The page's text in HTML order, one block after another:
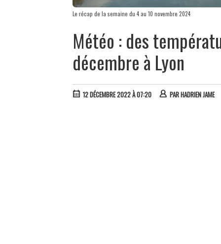
Le récap de la semaine du 4 au 10 novembre 2024
Météo : des
décembre à Lyon
12 DÉCEMBRE 2022 À 07:20 PARHADRIEN JAME